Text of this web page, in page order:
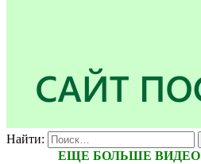
Найти:
ЕЩЕ БОЛЬШЕ ВИДЕО